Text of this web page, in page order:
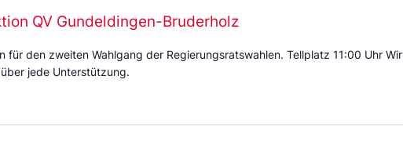
QV Gundeldingen-Bruderholz
für den zweiten Wahlgang der Regierungsratswahlen. Tellplatz 11:00 Uhr Wir
jede Unterstützung.